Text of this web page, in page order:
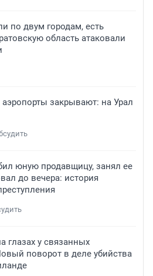
по двум городам, есть
область атаковали
закрывают: на Урал
юную продавщицу, занял ее
до вечера: история
глазах у связанных
поворот в деле убийства